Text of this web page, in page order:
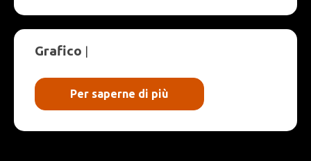
Grafico
Per saperne di più